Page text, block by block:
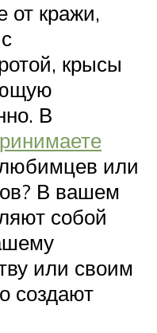
от кражи,
крысы
В
или
В вашем
собой
или своим
создают